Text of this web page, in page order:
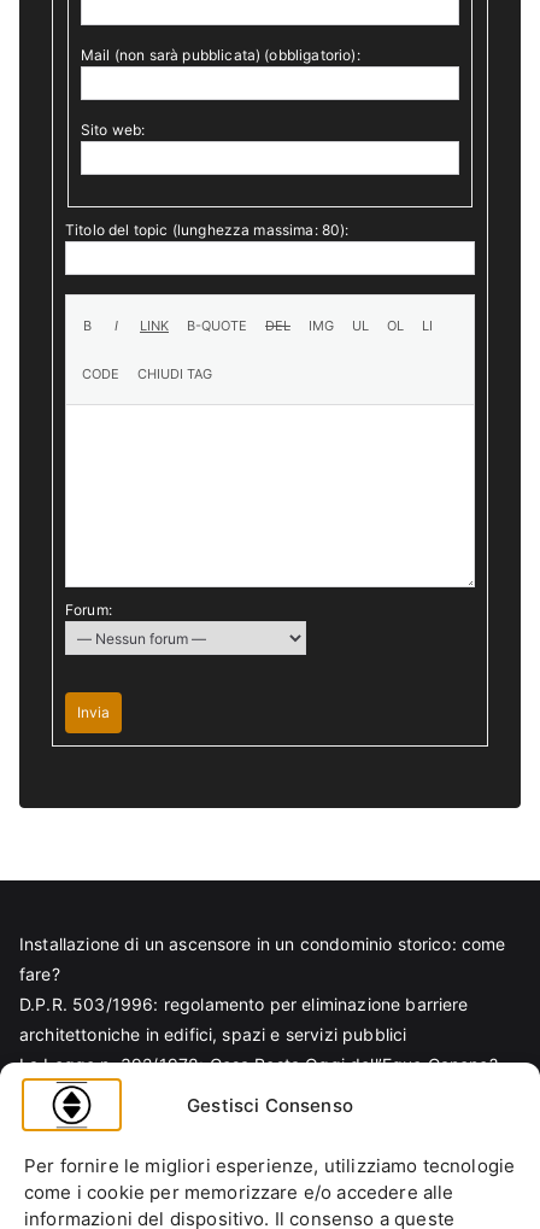
Gestisci Consenso
Per fornire le migliori esperienze, utilizziamo tecnologie
come i cookie per memorizzare e/o accedere alle
informazioni del dispositivo. Il consenso a queste
Mail (non sarà pubblicata) (obbligatorio):
Sito web:
Titolo del topic (lunghezza massima: 80):
Forum:
Invia
Installazione di un ascensore in un condominio storico: come
fare?
D.P.R. 503/1996: regolamento per eliminazione barriere
architettoniche in edifici, spazi e servizi pubblici
La Legge n. 392/1978: Cosa Resta Oggi dell’Equo Canone?
Legge Regionale n. 6/1989: Analisi Tecnica per Progettisti e
Amministratori
Norma EN 81-70 e sicurezza nella progettazione ascensore
Ascensore Condominiale
Barriere Architettoniche